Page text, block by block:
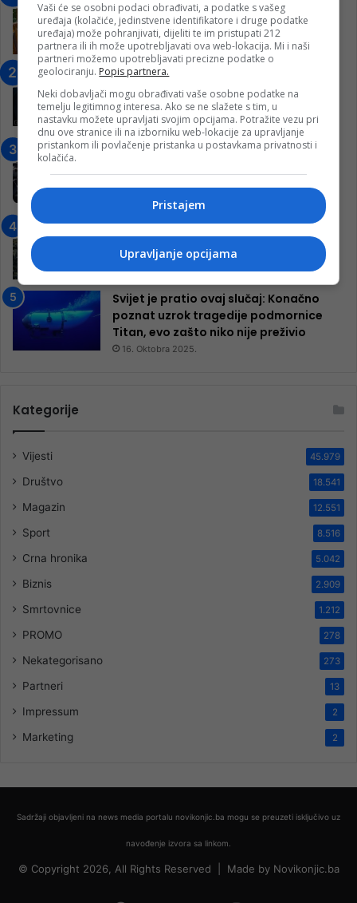
– Konjic je u posljednje 22 godine imao
25 ​​stipendista
15. Februara 2023.
Nogometaši Igmana iznenadili
Konjičanke cvijećem i besplatnim
ulazom na utakmicu
7. Marta 2025.
Jablanica: “Budi mi prijatelj” –
inkluzivnog centra!
9. Jula 2024.
Neretva zavijena u crno
Svijet je pratio ovaj slučaj: Konačno
poznat uzrok tragedije podmornice
Titan, evo zašto niko nije preživio
16. Oktobra 2025.
Kategorije
Vijesti 45.979
Društvo 18.541
Magazin 12.551
Sport 8.516
Crna hronika 5.042
Biznis 2.909
Smrtovnice 1.212
PROMO 278
Nekategorisano 273
Partneri 13
Impressum 2
Marketing 2
Sadržaji objavljeni na news media portalu novikonjic.ba mogu se preuzeti isključivo uz
navođenje izvora sa linkom.
© Copyright 2026, All Rights Reserved | Made by Novikonjic.ba
Vaši će se osobni podaci obrađivati, a podatke s vašeg
uređaja (kolačiće, jedinstvene identifikatore i druge podatke
uređaja) može pohranjivati, dijeliti te im pristupati 212
partnera ili ih može upotrebljavati ova web-lokacija. Mi i naši
partneri možemo upotrebljavati precizne podatke o
geolociranju. Popis partnera.
Neki dobavljači mogu obrađivati vaše osobne podatke na
temelju legitimnog interesa. Ako se ne slažete s tim, u
nastavku možete upravljati svojim opcijama. Potražite vezu pri
dnu ove stranice ili na izborniku web-lokacije za upravljanje
pristankom ili povlačenje pristanka u postavkama privatnosti i
kolačića.
Pristajem
Upravljanje opcijama